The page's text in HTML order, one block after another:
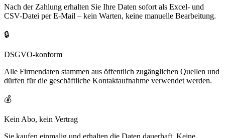
Nach der Zahlung erhalten Sie Ihre Daten sofort als Excel- und
CSV-Datei per E-Mail – kein Warten, keine manuelle Bearbeitung.
🔒
DSGVO-konform
Alle Firmendaten stammen aus öffentlich zugänglichen Quellen und
dürfen für die geschäftliche Kontaktaufnahme verwendet werden.
💰
Kein Abo, kein Vertrag